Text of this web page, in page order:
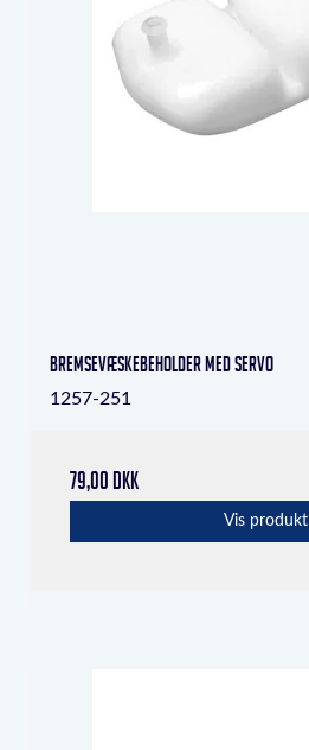
bremsevæskebeholder med servo
1257-251
79,00 DKK
Vis produkt